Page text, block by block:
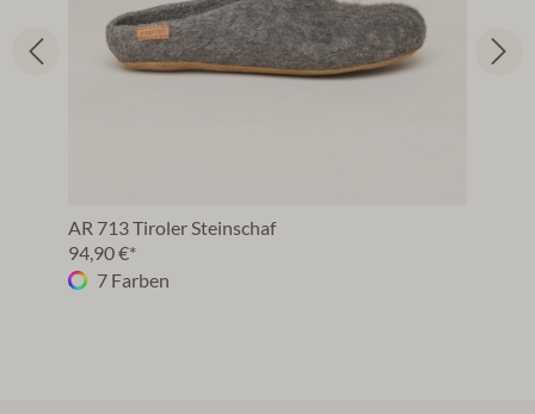
AR 713 Tiroler Steinschaf
94,90 €*
7 Farben